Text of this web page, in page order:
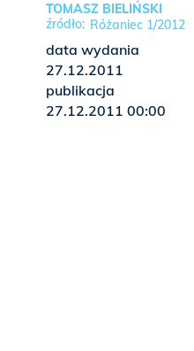
TOMASZ BIELIŃSKI
Różaniec 1/2012
data wydania
27.12.2011
publikacja
27.12.2011 00:00